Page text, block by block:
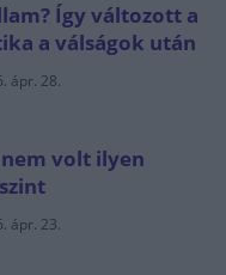
Így változott a
a válságok után
ápr. 28.
nem volt ilyen
ápr. 23.